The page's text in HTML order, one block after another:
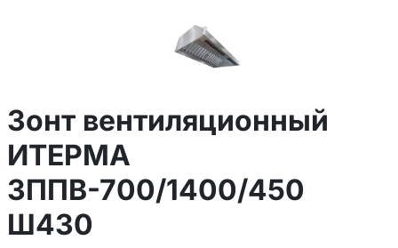
Зонт вентиляционный
ИТЕРМА
ЗППВ-700/1400/450
Ш430